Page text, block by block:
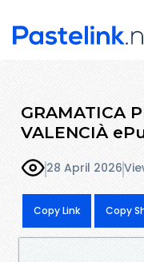
GRAMATICA
VALENCIÀ
28 April 2026
Copy Link Copy